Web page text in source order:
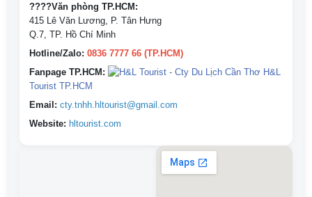
????Văn phòng TP.HCM:
415 Lê Văn Lương, P. Tân Hưng
Q.7, TP. Hồ Chí Minh
Hotline/Zalo: 0836 7777 66 (TP.HCM)
Fanpage TP.HCM:
H&L
Tourist TP.HCM
Email: cty.tnhh.hltourist@gmail.com
Website: hltourist.com